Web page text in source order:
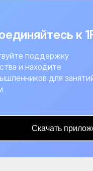
к
поддержку
и находите
для
Скачать